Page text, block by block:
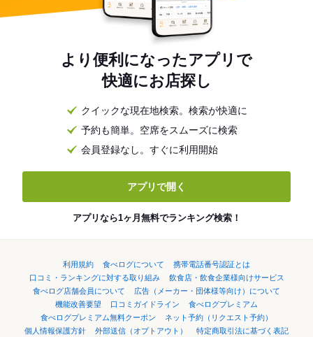
より便利になったアプリで
快適にお店探し
クイックな現在地検索。検索が快適に
予約も簡単。空席をスムーズに検索
会員登録なし。すぐに利用開始
アプリで開く
アプリなら1ヶ月無料でランキング検索！
利用規約 食べログについて
携帯電話番号認証とは
口コミ・ランキングに対する取り組み
飲食店・飲食企業様向けサービス
食べログ店舗会員について
広告（メーカー・団体様等向け）について
機能改善要望
口コミガイドライン
食べログプレミアム
食べログプレミアム無料クーポン
ネット予約（リクエスト予約）
個人情報保護方針
外部送信（オプトアウト） 特定商取引法に基づく表記